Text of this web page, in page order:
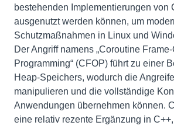
bestehenden Implementierungen von
ausgenutzt werden können, um
Schutzmaßnahmen in Linux und
Der Angriff namens „Coroutine
Programming“ (CFOP) führt zu einer
Heap-Speichers, wodurch die
manipulieren und die vollständige
Anwendungen übernehmen können.
eine relativ rezente Ergänzung in